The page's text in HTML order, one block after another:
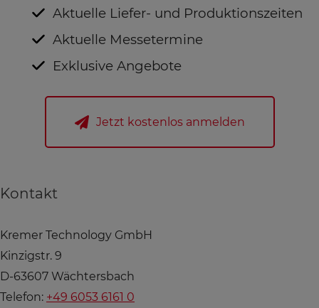
Aktuelle Liefer- und Produktionszeiten
Aktuelle Messetermine
Exklusive Angebote
Jetzt kostenlos anmelden
Kontakt
Kremer Technology GmbH
Kinzigstr. 9
D-63607 Wächtersbach
Telefon: +49 6053 6161 0